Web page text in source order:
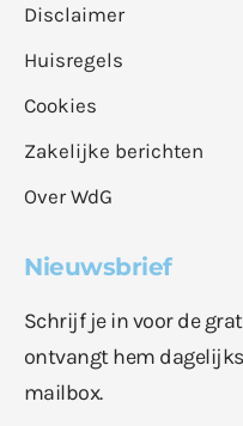
Disclaimer
Huisregels
Cookies
Zakelijke berichten
Over WdG
Nieuwsbrief
Schrijf je in voor de
ontvangt hem
mailbox.